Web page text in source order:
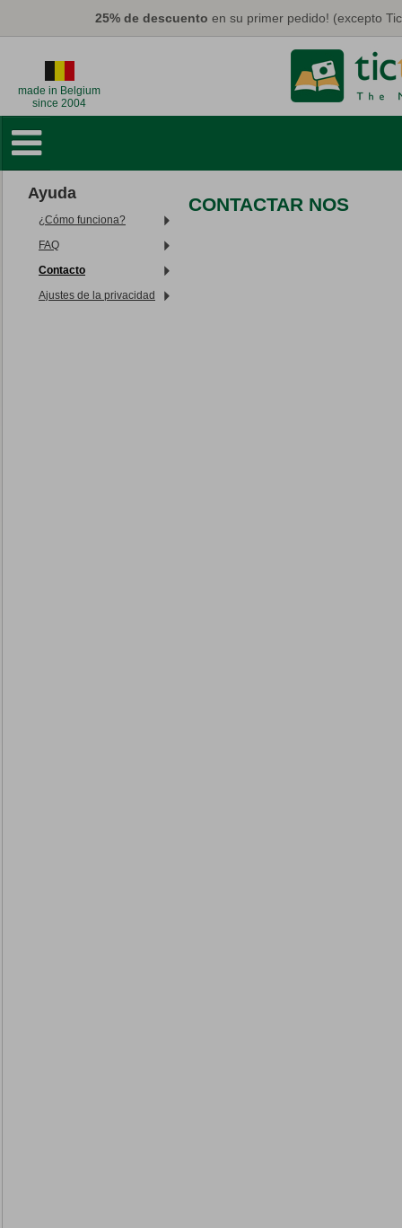
25% de descuento en su primer pedido! (excepto
made in Belgium
since 2004
Deco Murales
Tarjetas y Calendarios
Regalos
Ayuda
¿Cómo funciona?
FAQ
Contacto
Ajustes de la privacidad
CONTACTAR NOS